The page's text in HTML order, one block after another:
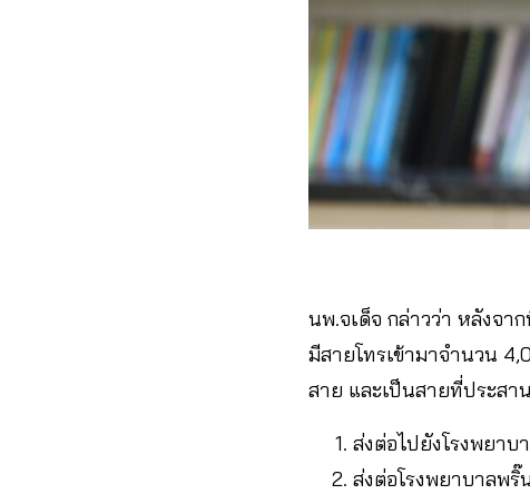
นพ.จเด็จ กล่าวว่า หลังจา
มีสายโทรเข้ามาจำนวน
สาย และเป็นสายที่ประสา
ส่งต่อไปยังโรงพยาบ
ส่งต่อโรงพยาบาลพริ๊